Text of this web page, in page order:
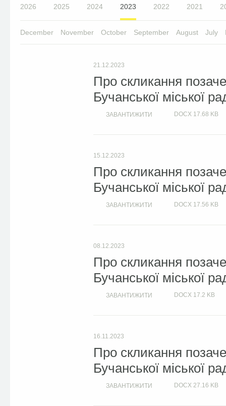
2026 2025 2024 2023 2022 2021
December November October September August July
21.12.2023
Про скликання
Бучанської міської
ЗАВАНТИЖИТИ DOCX 17.68 KB
15.12.2023
Про скликання
Бучанської міської
ЗАВАНТИЖИТИ DOCX 17.56 KB
08.12.2023
Про скликання
Бучанської міської
ЗАВАНТИЖИТИ DOCX 17.2 KB
16.11.2023
Про скликання
Бучанської міської
ЗАВАНТИЖИТИ DOCX 27.16 KB